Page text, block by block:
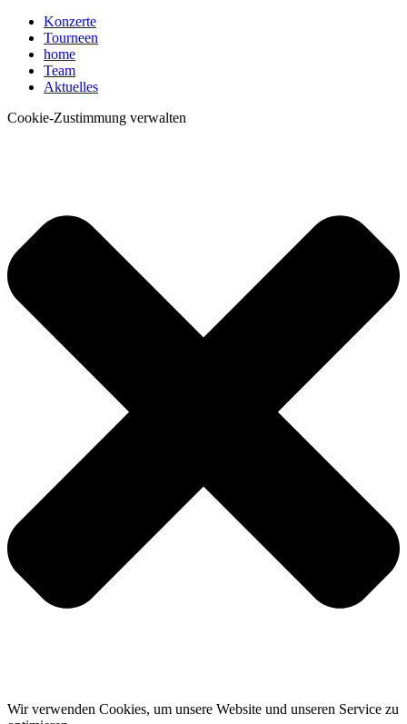
Konzerte
Tourneen
home
Team
Aktuelles
Cookie-Zustimmung verwalten
Wir verwenden Cookies, um unsere Website und unseren Service zu